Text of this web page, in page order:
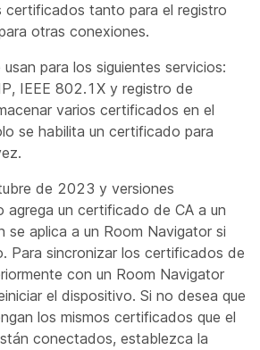
certificados tanto para el registro
otras conexiones.
para los siguientes servicios:
IEEE 802.1X y registro de
varios certificados en el
se habilita un certificado para
de 2023 y versiones
agrega un certificado de CA a un
se aplica a un Room Navigator si
Para sincronizar los certificados de
con un Room Navigator
el dispositivo. Si no desea que
los mismos certificados que el
conectados, establezca la